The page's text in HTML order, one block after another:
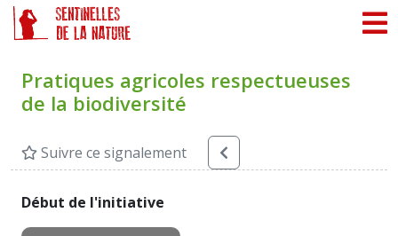
Pratiques agricoles respectueuses
de la biodiversité
Suivre ce signalement
Début de l'initiative
Panneau de gestion des cookies